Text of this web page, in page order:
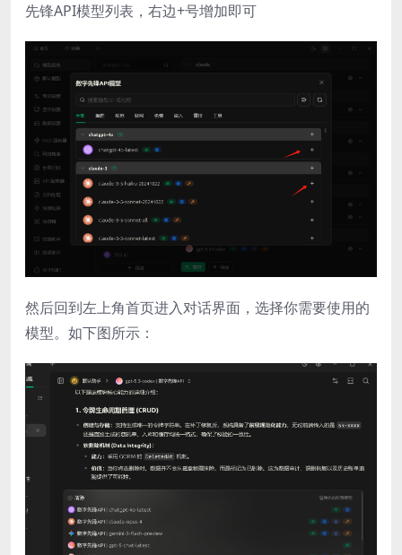
先锋API模型列表，右边+号增加即可
然后回到左上角首页进入对话界面，选择你需要使用的
模型。如下图所示：